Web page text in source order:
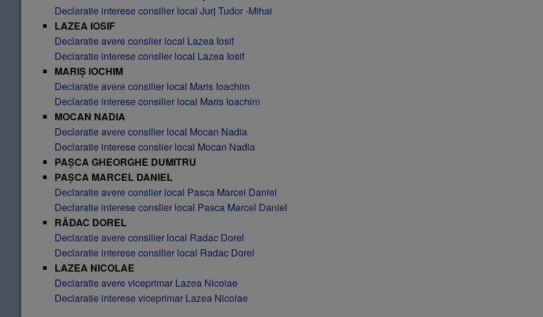
Declaratie interese consilier local Jurj Tudor -Mihai
LAZEA IOSIF
Declaratie avere conslier local Lazea Iosif
Declaratie interese conslier local Lazea Iosif
MARIȘ IOCHIM
Declaratie avere consilier local Maris Ioachim
Declaratie interese consilier local Maris Ioachim
MOCAN NADIA
Declaratie avere consilier local Mocan Nadia
Declaratie interese conslier local Mocan Nadia
PAȘCA GHEORGHE DUMITRU
PAȘCA MARCEL DANIEL
Declaratie avere conslier local Pasca Marcel Daniel
Declaratie interese conslier local Pasca Marcel Daniel
RĂDAC DOREL
Declaratie avere consilier local Radac Dorel
Declaratie interese consilier local Radac Dorel
LAZEA NICOLAE
Declaratie avere viceprimar Lazea Nicolae
Declaratie interese viceprimar Lazea Nicolae